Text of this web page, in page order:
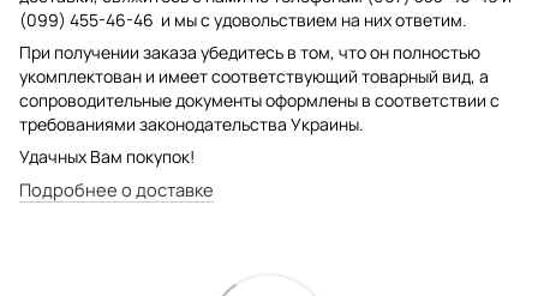
(099) 455-46-46 и мы с удовольствием на них ответим.
При получении заказа убедитесь в том, что он полностью
укомплектован и имеет соответствующий товарный вид, а
сопроводительные документы оформлены в соответствии с
требованиями законодательства Украины.
Удачных Вам покупок!
Подробнее о доставке